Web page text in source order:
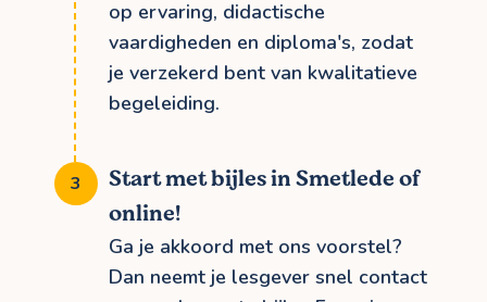
op ervaring, didactische
vaardigheden en diploma's, zodat
je verzekerd bent van kwalitatieve
begeleiding.
Start met bijles in Smetlede of
online!
Ga je akkoord met ons voorstel?
Dan neemt je lesgever snel contact